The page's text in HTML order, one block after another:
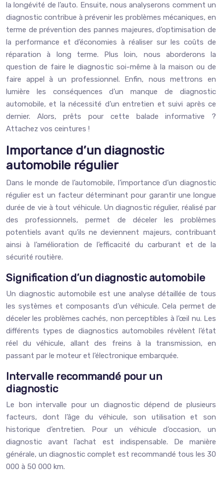
la longévité de l’auto. Ensuite, nous analyserons comment un
diagnostic contribue à prévenir les problèmes mécaniques, en
terme de prévention des pannes majeures, d’optimisation de
la performance et d’économies à réaliser sur les coûts de
réparation à long terme. Plus loin, nous aborderons la
question de faire le diagnostic soi-même à la maison ou de
faire appel à un professionnel. Enfin, nous mettrons en
lumière les conséquences d’un manque de diagnostic
automobile, et la nécessité d’un entretien et suivi après ce
dernier. Alors, prêts pour cette balade informative ?
Attachez vos ceintures !
Importance d’un diagnostic
automobile régulier
Dans le monde de l’automobile, l’importance d’un diagnostic
régulier est un facteur déterminant pour garantir une longue
durée de vie à tout véhicule. Un diagnostic régulier, réalisé par
des professionnels, permet de déceler les problèmes
potentiels avant qu’ils ne deviennent majeurs, contribuant
ainsi à l’amélioration de l’efficacité du carburant et de la
sécurité routière.
Signification d’un diagnostic automobile
Un diagnostic automobile est une analyse détaillée de tous
les systèmes et composants d’un véhicule. Cela permet de
déceler les problèmes cachés, non perceptibles à l’œil nu. Les
différents types de diagnostics automobiles révèlent l’état
réel du véhicule, allant des freins à la transmission, en
passant par le moteur et l’électronique embarquée.
Intervalle recommandé pour un
diagnostic
Le bon intervalle pour un diagnostic dépend de plusieurs
facteurs, dont l’âge du véhicule, son utilisation et son
historique d’entretien. Pour un véhicule d’occasion, un
diagnostic avant l’achat est indispensable. De manière
générale, un diagnostic complet est recommandé tous les 30
000 à 50 000 km.